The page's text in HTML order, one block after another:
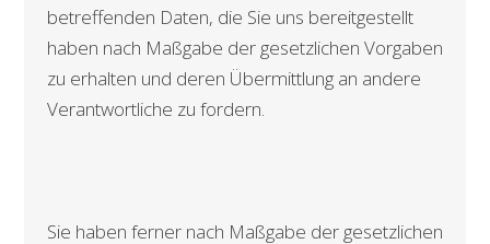
betreffenden Daten, die Sie uns bereitgestellt
haben nach Maßgabe der gesetzlichen Vorgaben
zu erhalten und deren Übermittlung an andere
Verantwortliche zu fordern.
Sie haben ferner nach Maßgabe der gesetzlichen